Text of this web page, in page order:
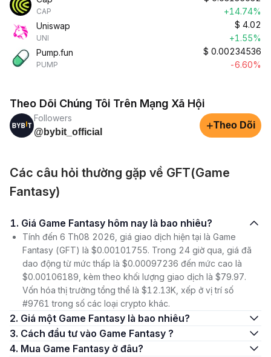
CAP
+14.74%
Uniswap
UNI
$ 4.02
+1.55%
Pump.fun
PUMP
$ 0.00234536
-6.60%
Theo Dõi Chúng Tôi Trên Mạng Xã Hội
Followers
@bybit_official
+Theo Dõi
Các câu hỏi thường gặp về GFT(Game
Fantasy)
1. Giá Game Fantasy hôm nay là bao nhiêu?
Tính đến 6 Th08 2026, giá giao dịch hiện tại là Game
Fantasy (GFT) là $0.00101755. Trong 24 giờ qua, giá đã
dao động từ mức thấp là $0.00097236 đến mức cao là
$0.00106189, kèm theo khối lượng giao dịch là $79.97.
Vốn hóa thị trường tổng thể là $12.13K, xếp ở vị trí số
#9761 trong số các loại crypto khác.
2. Giá một Game Fantasy là bao nhiêu?
3. Cách đầu tư vào Game Fantasy ?
4. Mua Game Fantasy ở đâu?